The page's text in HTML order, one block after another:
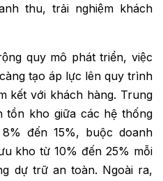
thu, trải nghiệm khách
quy mô phát triển, việc
tạo áp lực lên quy trình
kết với khách hàng. Trung
tồn kho giữa các hệ thống
đến 15%, buộc doanh
kho từ 10% đến 25% mỗi
dự trữ an toàn. Ngoài ra,